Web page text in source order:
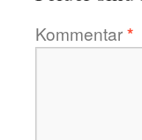
Kommentar*